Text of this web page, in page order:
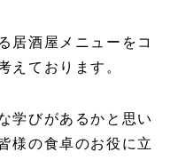
居酒屋メニューをコ
えております。
学びがあるかと思い
様の食卓のお役に立